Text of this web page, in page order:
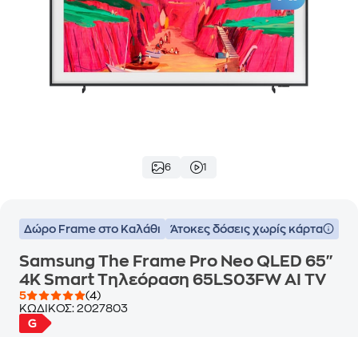
6 1
Δώρο Frame στο Καλάθι Άτοκες δόσεις χωρίς κάρτα
Samsung The Frame Pro Neo QLED 65"
4K Smart Τηλεόραση 65LS03FW AI TV
5
(4)
ΚΩΔΙΚΟΣ: 2027803